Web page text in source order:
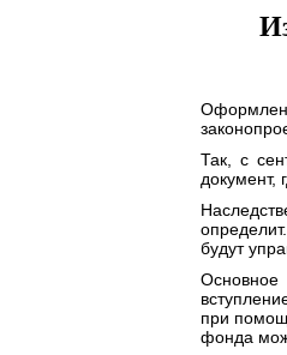
Так, с
документ,
будут
Основное
при
фонда